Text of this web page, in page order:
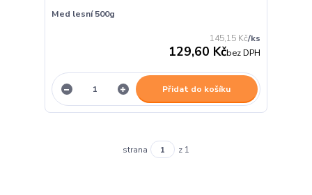
Med lesní 500g
145,15 Kč/ks
129,60 Kčbez DPH
Přidat do košíku
strana z 1